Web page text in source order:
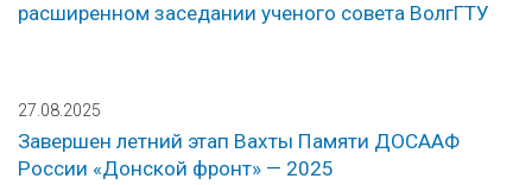
расширенном заседании ученого совета ВолгГТУ
27.08.2025
Завершен летний этап Вахты Памяти ДОСААФ
России «Донской фронт» — 2025